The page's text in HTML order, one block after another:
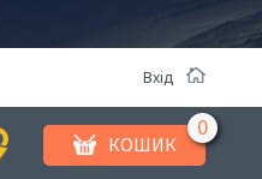
Вхід
КОШИК